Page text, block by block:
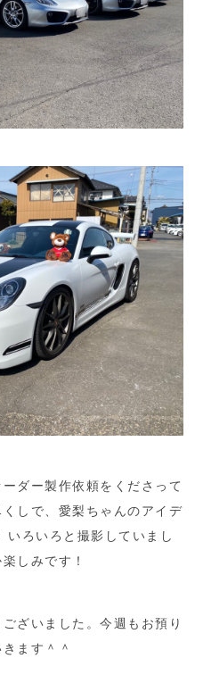
ダー製作依頼をくださって
しで、愛梨ちゃんのアイデ
いろいろと撮影していまし
しみです！
ざいました。今週もお預り
ます＾＾